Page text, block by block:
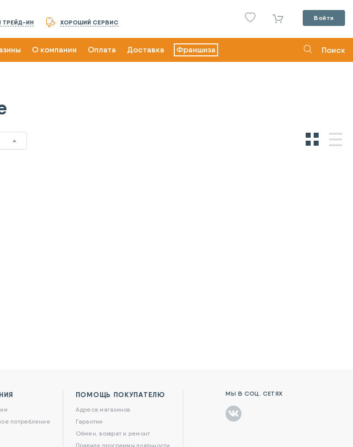
ИН ХОРОШИЙ СЕРВИС
Войти
О компании Оплата Доставка Франшиза Поиск
потребление
ПОМОЩЬ ПОКУПАТЕЛЮ
Адреса магазинов
Гарантии
Обмен, возврат и ремонт
Правила программы лояльности
МЫ В СОЦ. СЕТЯХ